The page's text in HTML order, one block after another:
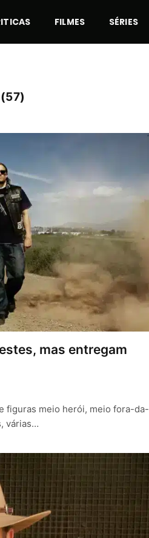
FILMES SÉRIES
mas entregam
figuras meio herói, meio fora-da-
várias…